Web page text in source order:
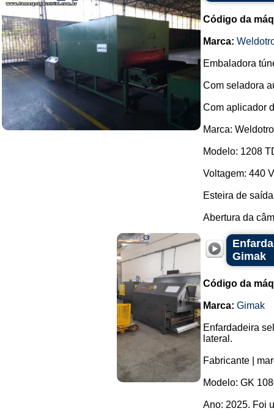
Código da
Marca:
Embaladora
Com seladora
Com aplicador
Marca:
Modelo: 1208
Voltagem: 440
Esteira de
Abertura da
Gimak
Código da
Marca: Gimak
Enfardadeira
lateral.
Fabricante |
Modelo: GK
Ano: 2025. Foi